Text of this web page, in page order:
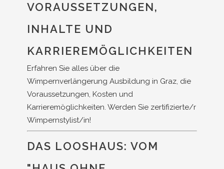
VORAUSSETZUNGEN,
INHALTE UND
KARRIEREMÖGLICHKEITEN
Erfahren Sie alles über die
Wimpernverlängerung Ausbildung in Graz, die
Voraussetzungen, Kosten und
Karrieremöglichkeiten. Werden Sie zertifizierte/r
Wimpernstylist/in!
DAS LOOSHAUS: VOM